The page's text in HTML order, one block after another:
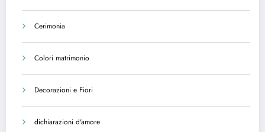
Cerimonia
Colori matrimonio
Decorazioni e Fiori
dichiarazioni d'amore